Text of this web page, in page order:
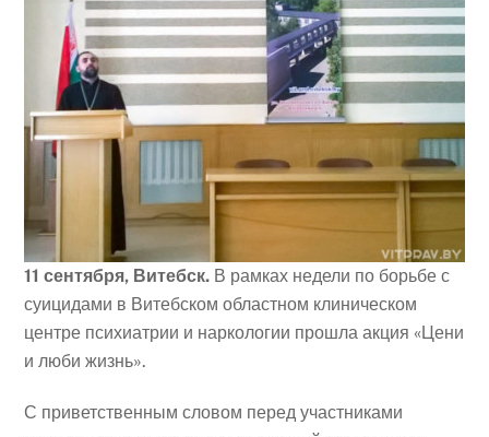
11 сентября, Витебск. В рамках недели по борьбе с
суицидами в Витебском областном клиническом
центре психиатрии и наркологии прошла акция «Цени
и люби жизнь».
С приветственным словом перед участниками